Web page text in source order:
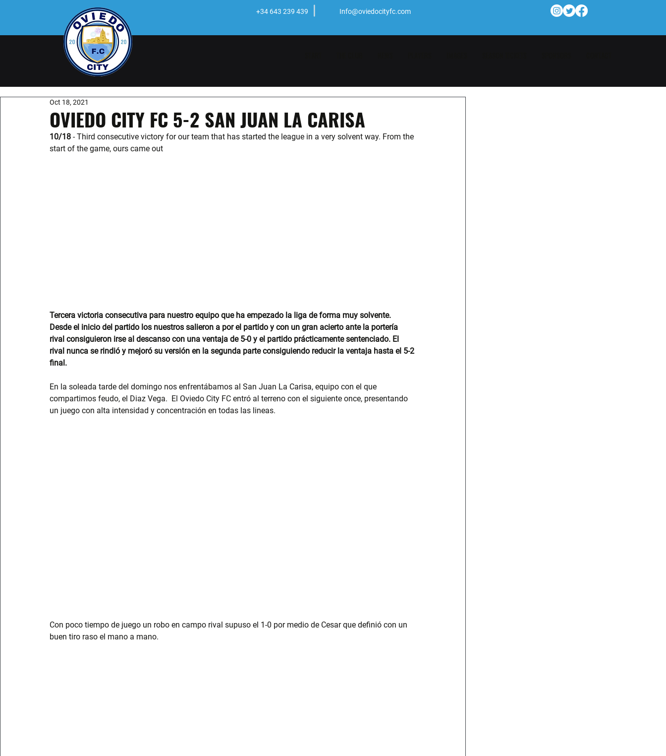
+34 643 239 439 Info@oviedocityfc.com
OVIEDO CITY FC 5-2 SAN JUAN LA CARISA
Oct 18, 2021
10/18 - Third consecutive victory for our team that has started the league in a very solvent way. From the
start of the game, ours came out
Tercera victoria consecutiva para nuestro equipo que ha empezado la liga de forma muy solvente.
Desde el inicio del partido los nuestros salieron a por el partido y con un gran acierto ante la portería
rival consiguieron irse al descanso con una ventaja de 5-0 y el partido prácticamente sentenciado. El
rival nunca se rindió y mejoró su versión en la segunda parte consiguiendo reducir la ventaja hasta el 5-2
final.
En la soleada tarde del domingo nos enfrentábamos al San Juan La Carisa, equipo con el que
compartimos feudo, el Diaz Vega.  El Oviedo City FC entró al terreno con el siguiente once, presentando
un juego con alta intensidad y concentración en todas las lineas.
Con poco tiempo de juego un robo en campo rival supuso el 1-0 por medio de Cesar que definió con un
buen tiro raso el mano a mano.